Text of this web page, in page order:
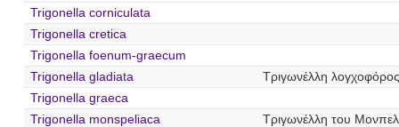
Trigonella corniculata
Trigonella cretica
Trigonella foenum-graecum
Trigonella gladiata
Τριγωνέλλη λογχοφόρος
Trigonella graeca
Trigonella monspeliaca
Τριγωνέλλη του